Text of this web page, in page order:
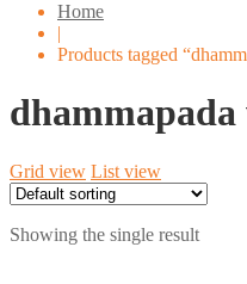
Home
|
Products tagged
Grid view List view
Showing the single result